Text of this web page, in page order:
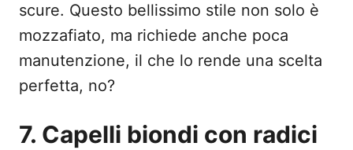
scure. Questo bellissimo stile non solo è
mozzafiato, ma richiede anche poca
manutenzione, il che lo rende una scelta
perfetta, no?
7. Capelli biondi con radici